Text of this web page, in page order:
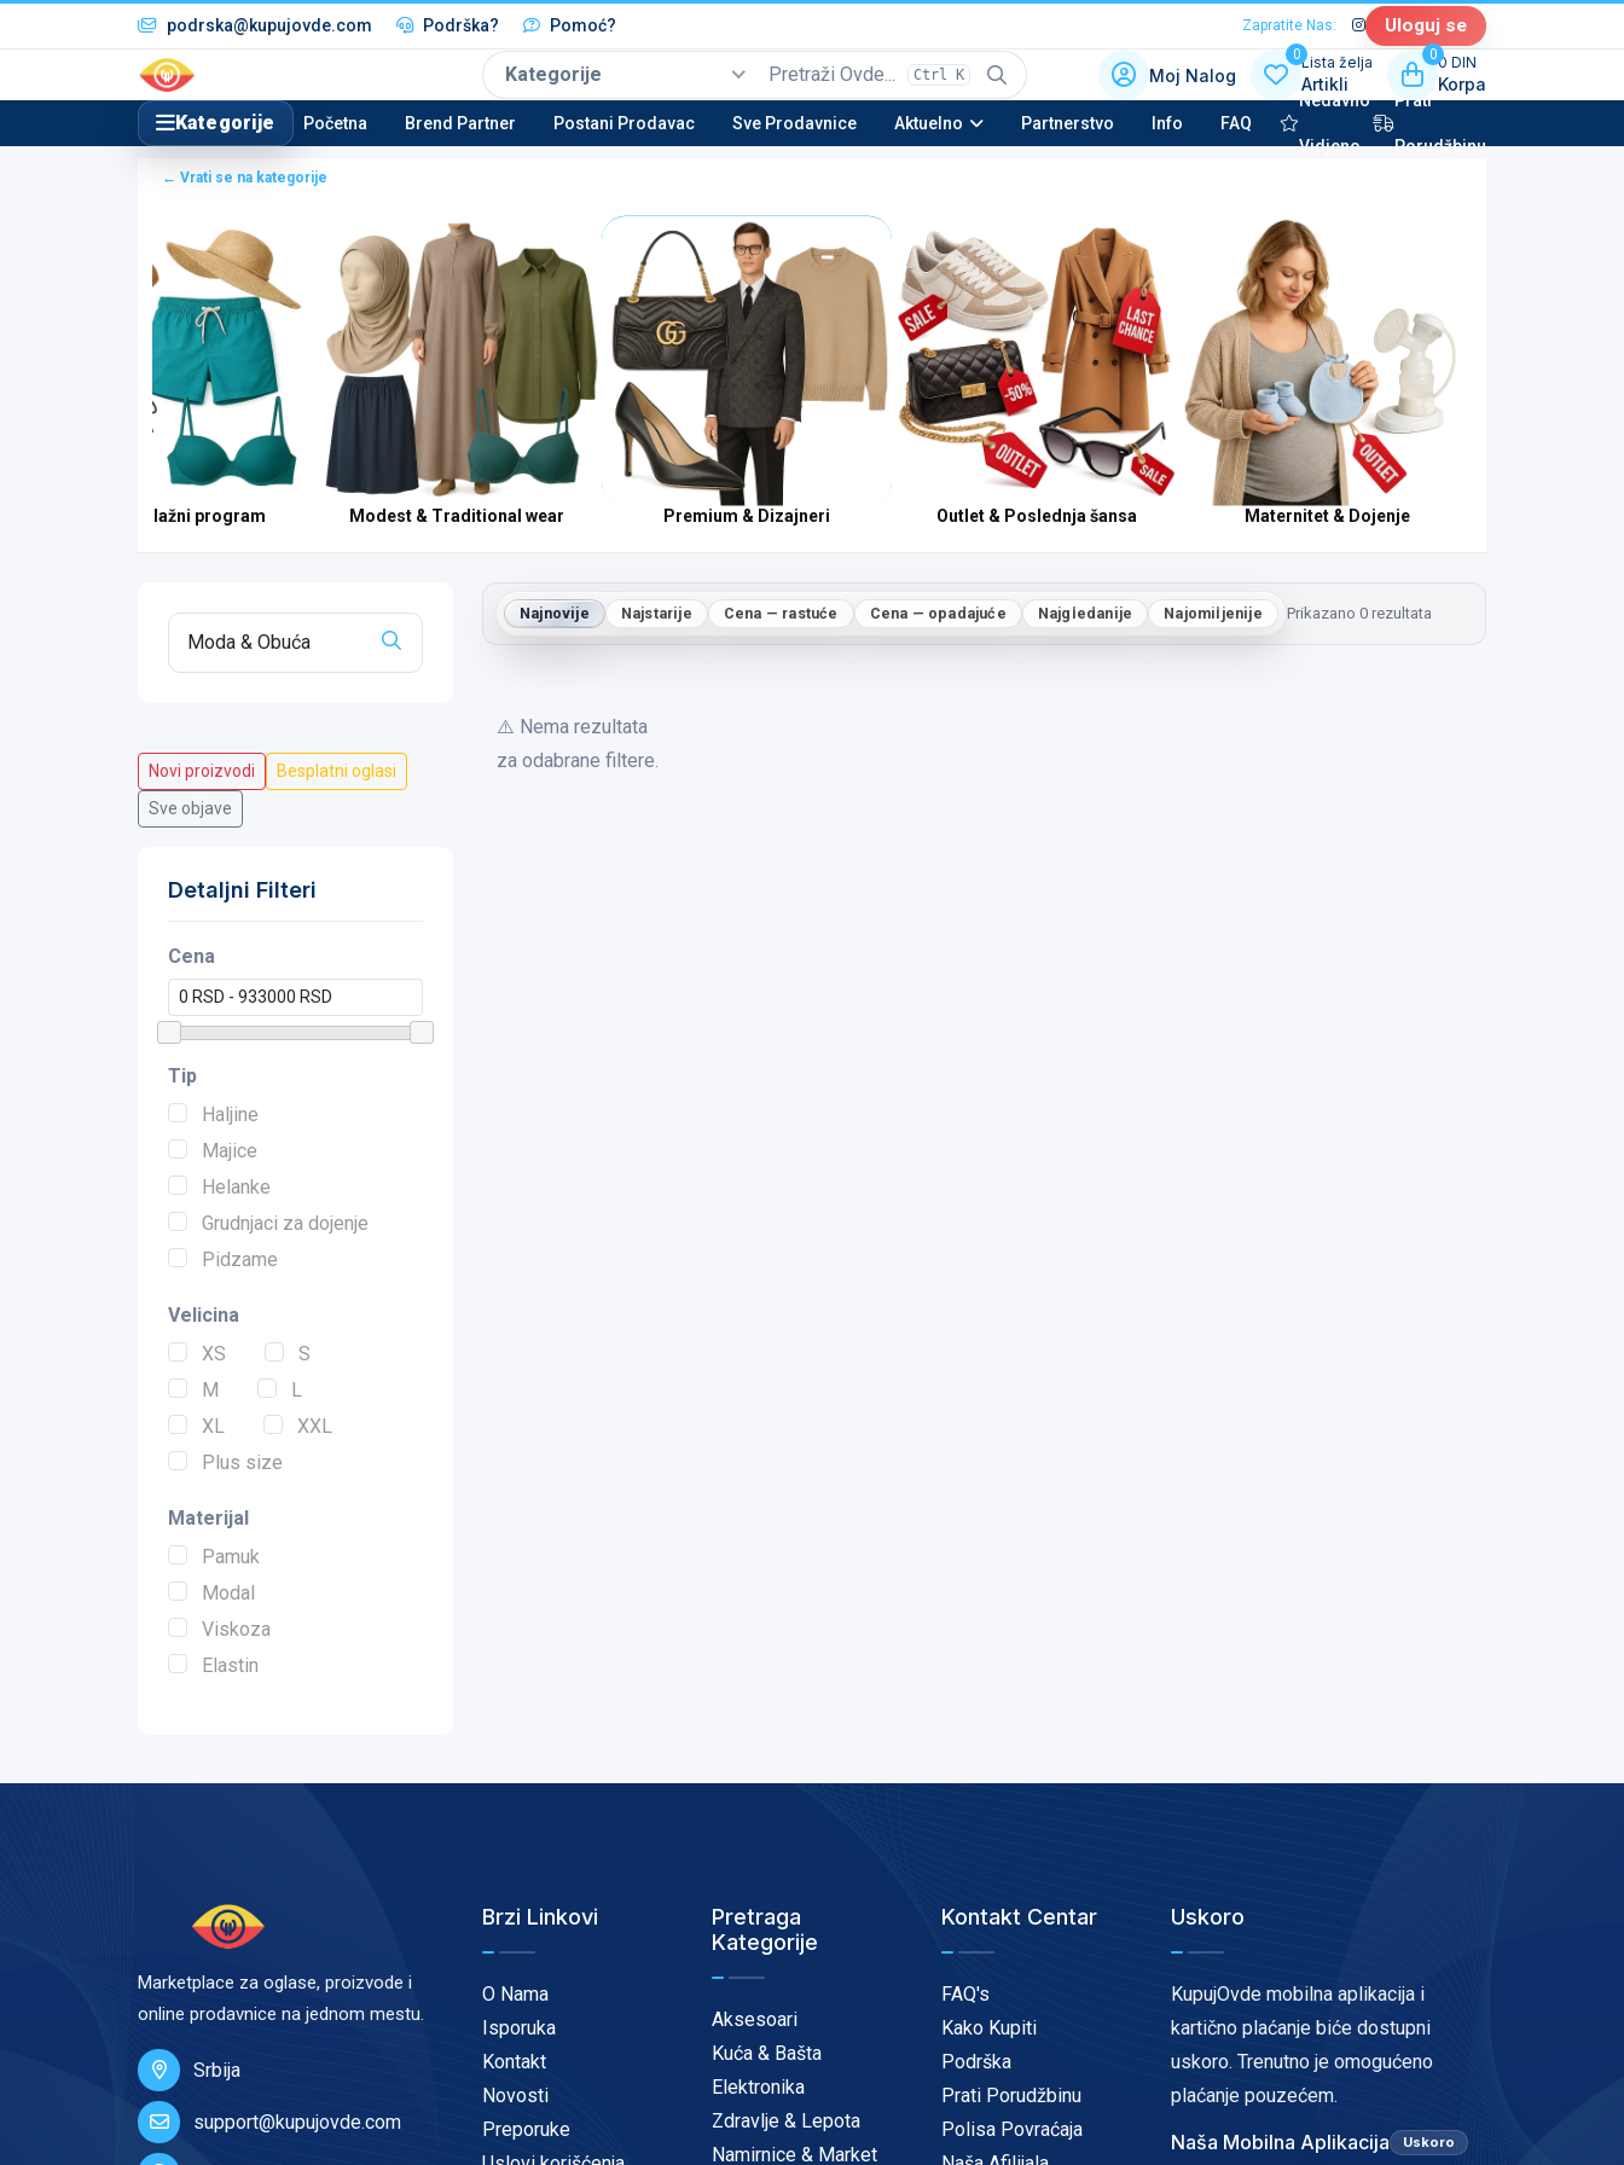
podrska@kupujovde.com Podrška? Pomoć? Zapratite Nas: Uloguj se
Kategorije
Top kategorije Izaberi kategoriju sa slikama
Automobili i Vozila
22 potkategorija
Tehnika
16 potkategorija
Nekretnine
13 potkategorija
Bela tehnika & Kućni aparati
23 potkategorija
Moda & Obuća
15 potkategorija
Lepota & Zdravlje Nameštaj & Dom Auto kozmetika & Tehničke tečnosti
15 potkategorija
Ctrl K Moj Nalog
0Lista želja
Artikli
00 DIN
Korpa
Kategorije Početna Brend Partner Postani Prodavac Sve Prodavnice Aktuelno Partnerstvo Info FAQ
Nedavno
Vidjeno
Prati
Porudžbinu
← Vrati se na kategorije
Kupaći & Plažni program Modest & Traditional wear Premium & Dizajneri Outlet & Poslednja šansa Maternitet & Dojenje
Novi proizvodi
Besplatni oglasi
Sve objave
Detaljni Filteri
Cena
Tip
Haljine
Majice
Helanke
Grudnjaci za dojenje
Pidzame
Velicina
XS
S
M
L
XL
XXL
Plus size
Materijal
Pamuk
Modal
Viskoza
Elastin
Najnovije Najstarije Cena — rastuće Cena — opadajuće Najgledanije Najomiljenije Prikazano 0 rezultata
⚠️ Nema rezultata
za odabrane filtere.
Marketplace za oglase, proizvode i
online prodavnice na jednom mestu.
Srbija
support@kupujovde.com
Brzi Linkovi
O Nama
Isporuka
Kontakt
Novosti
Preporuke
Pretraga
Kategorije
Aksesoari
Kuća & Bašta
Elektronika
Zdravlje & Lepota
Namirnice & Market
Kontakt Centar
FAQ's
Kako Kupiti
Podrška
Prati Porudžbinu
Polisa Povraćaja
Uskoro
KupujOvde mobilna aplikacija i
kartično plaćanje biće dostupni
uskoro. Trenutno je omogućeno
plaćanje pouzećem.
Naša Mobilna Aplikacija Uskoro